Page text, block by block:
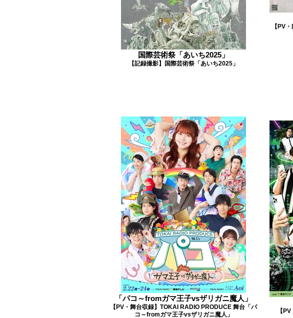
国際芸術祭「あいち2025」
【記録撮影】国際芸術祭「あいち2025」
【PV
「パコ～fromガマ王子vsザリガニ魔人」
【PV・舞台収録】TOKAI RADIO PRODUCE 舞台「パ
コ～fromガマ王子vsザリガニ魔人」
【